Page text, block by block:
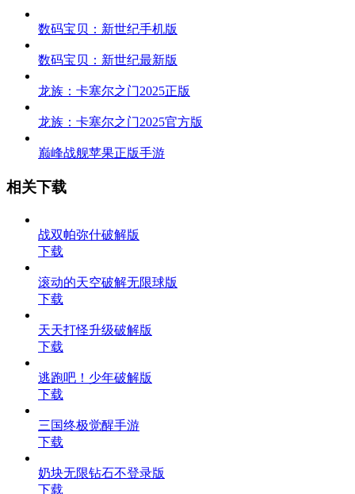
数码宝贝：新世纪手机版
数码宝贝：新世纪最新版
龙族：卡塞尔之门2025正版
龙族：卡塞尔之门2025官方版
巅峰战舰苹果正版手游
相关下载
战双帕弥什破解版
下载
滚动的天空破解无限球版
下载
天天打怪升级破解版
下载
逃跑吧！少年破解版
下载
三国终极觉醒手游
下载
奶块无限钻石不登录版
下载